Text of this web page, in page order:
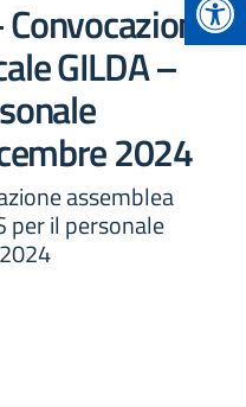
GILDA –
2024
assemblea
per il personale